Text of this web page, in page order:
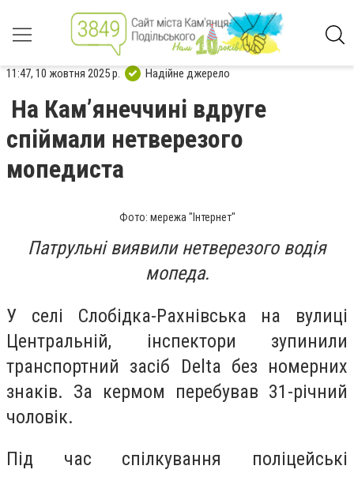
11:47, 10 жовтня 2025 р. Надійне джерело
На Кам’янеччині вдруге
спіймали нетверезого
мопедиста
Фото: мережа "Інтернет"
Патрульні виявили нетверезого водія
мопеда.
У селі Слобідка-Рахнівська на вулиці
Центральній, інспектори зупинили
транспортний засіб Delta без номерних
знаків. За кермом перебував 31-річний
чоловік.
Під час спілкування поліцейські